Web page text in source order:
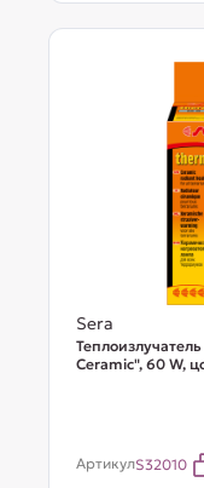
Sera
Ceramic", 60 W,
АртикулS32010